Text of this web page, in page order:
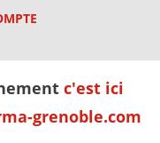
c'est ici
grenoble.com